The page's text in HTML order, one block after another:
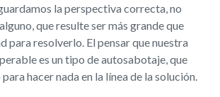
la perspectiva correcta, no
que resulte ser más grande que
para resolverlo. El pensar que nuestra
es un tipo de autosabotaje, que
hacer nada en la línea de la solución.